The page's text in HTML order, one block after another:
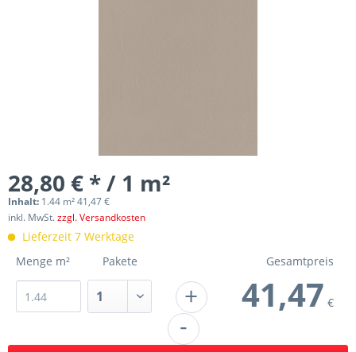
28,80 € * / 1 m²
Inhalt: 1.44 m² 41,47 €
inkl. MwSt.zzgl. Versandkosten
Lieferzeit 7 Werktage
Menge m²
Pakete
+
-
Gesamtpreis
41,47 €